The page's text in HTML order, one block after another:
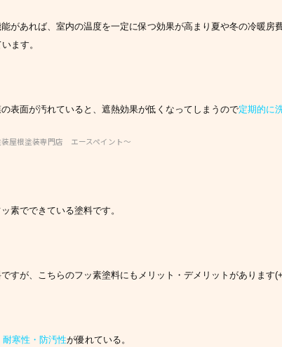
があれば、室内の温度を一定に保つ効果が高まり夏や冬の冷暖房
ます。
表面が汚れていると、遮熱効果が低くなってしまうので定期的に
屋根塗装専門店 エースペイント～
素でできている塗料です。
すが、こちらのフッ素塗料にもメリット・デメリットがあります
寒性・防汚性が優れている。